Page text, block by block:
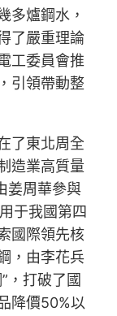
多爐鋼水，
了嚴重理論
工委員會推
引領帶動整
了東北周全
造業高質量
姜周華參與
于我國第四
國際領先核
，由李花兵
，打破了國
降價50%以